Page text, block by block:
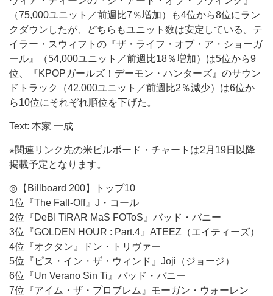
（75,000ユニット／前週比7％増加）も4位から8位にラン
クダウンしたが、どちらもユニット数は安定している。テ
イラー・スウィフトの『ザ・ライフ・オブ・ア・ショーガ
ール』（54,000ユニット／前週比18％増加）は5位から9
位、『KPOPガールズ！デーモン・ハンターズ』のサウン
ドトラック（42,000ユニット／前週比2％減少）は6位か
ら10位にそれぞれ順位を下げた。
Text: 本家 一成
※関連リンク先の米ビルボード・チャートは2月19日以降
掲載予定となります。
◎【Billboard 200】トップ10
1位『The Fall-Off』J・コール
2位『DeBI TiRAR MaS FOToS』バッド・バニー
3位『GOLDEN HOUR : Part.4』ATEEZ（エイティーズ）
4位『オクタン』ドン・トリヴァー
5位『ピス・イン・ザ・ウィンド』Joji（ジョージ）
6位『Un Verano Sin Ti』バッド・バニー
7位『アイム・ザ・プロブレム』モーガン・ウォーレン